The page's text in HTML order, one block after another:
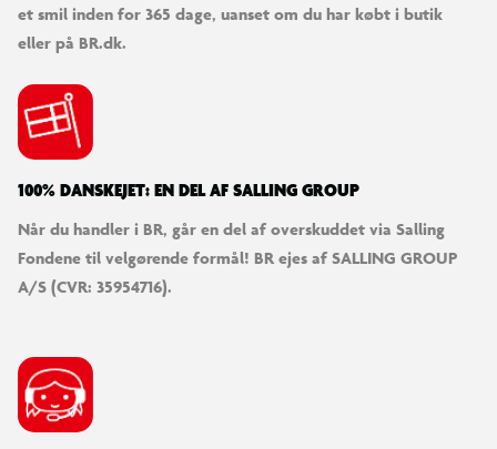
et smil inden for 365 dage, uanset om du har købt i butik
eller på BR.dk.
100% DANSKEJET: EN DEL AF SALLING GROUP
Når du handler i BR, går en del af overskuddet via Salling
Fondene til velgørende formål! BR ejes af SALLING GROUP
A/S (CVR: 35954716).